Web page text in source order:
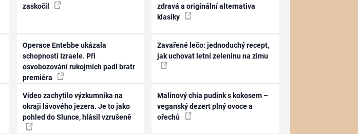
zaskočil
Operace Entebbe ukázala
schopnosti Izraele. Při
osvobozování rukojmích padl bratr
premiéra
Video zachytilo výzkumníka na
okraji lávového jezera. Je to jako
pohled do Slunce, hlásil vzrušeně
zdravá a originální alternativa
klasiky
Zavařené lečo: jednoduchý recept,
jak uchovat letní zeleninu na zimu
Malinový chia pudink s kokosem –
veganský dezert plný ovoce a
ořechů